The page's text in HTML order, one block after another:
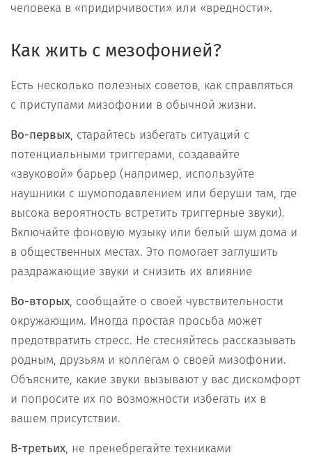
человека в «придирчивости» или «вредности».
Как жить с мезофонией?
Есть несколько полезных советов, как справляться
с приступами мизофонии в обычной жизни.
Во-первых, старайтесь избегать ситуаций с
потенциальными триггерами, создавайте
«звуковой» барьер (например, используйте
наушники с шумоподавлением или беруши там, где
высока вероятность встретить триггерные звуки).
Включайте фоновую музыку или белый шум дома и
в общественных местах. Это помогает заглушить
раздражающие звуки и снизить их влияние
Во-вторых, сообщайте о своей чувствительности
окружающим. Иногда простая просьба может
предотвратить стресс. Не стесняйтесь рассказывать
родным, друзьям и коллегам о своей мизофонии.
Объясните, какие звуки вызывают у вас дискомфорт
и попросите их по возможности избегать их в
вашем присутствии.
В-третьих, не пренебрегайте техниками